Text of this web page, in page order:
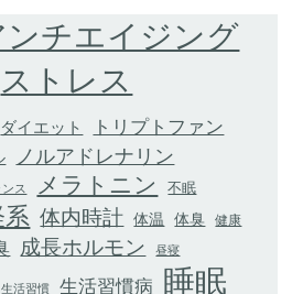
ンチエイジング
ストレス
ダイエット トリプトファン
ノルアドレナリン
ス メラトニン 不眠
系 体内時計 体温 体臭 健康
成長ホルモン 昼寝
生活習慣 生活習慣病 睡眠